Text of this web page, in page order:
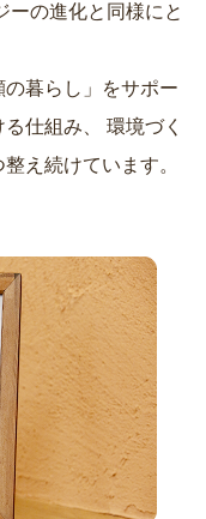
暮らし」をサポー
仕組み、
え続けています。